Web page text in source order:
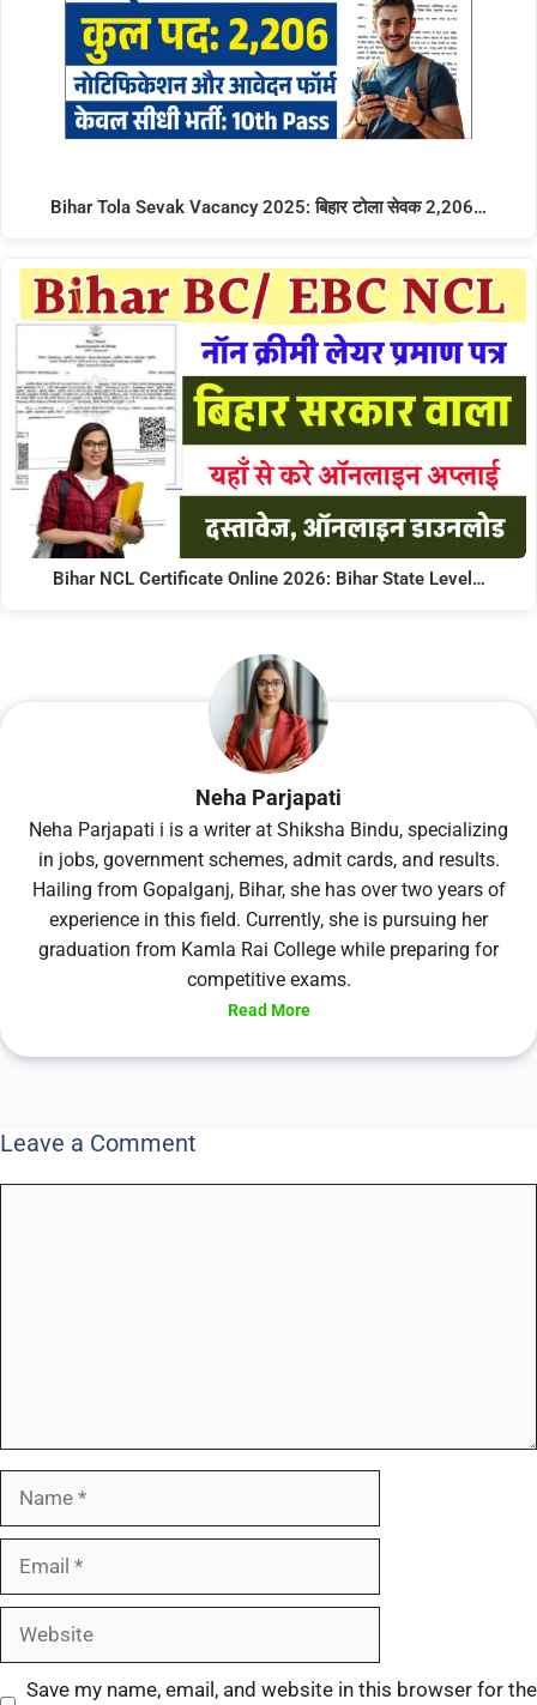
Bihar Tola Sevak Vacancy 2025: बिहार टोला सेवक 2,206…
Bihar NCL Certificate Online 2026: Bihar State Level…
Neha Parjapati
Neha Parjapati i is a writer at Shiksha Bindu, specializing
in jobs, government schemes, admit cards, and results.
Hailing from Gopalganj, Bihar, she has over two years of
experience in this field. Currently, she is pursuing her
graduation from Kamla Rai College while preparing for
competitive exams.
Read More
Leave a Comment
Save my name, email, and website in this browser for the